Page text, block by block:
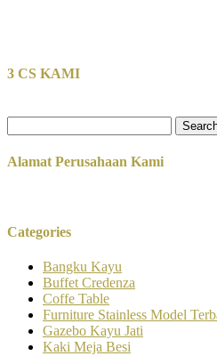
3 CS KAMI
for:
Alamat Perusahaan Kami
Categories
Bangku Kayu
Buffet Credenza
Coffe Table
Furniture Stainless Model
Gazebo Kayu Jati
Kaki Meja Besi